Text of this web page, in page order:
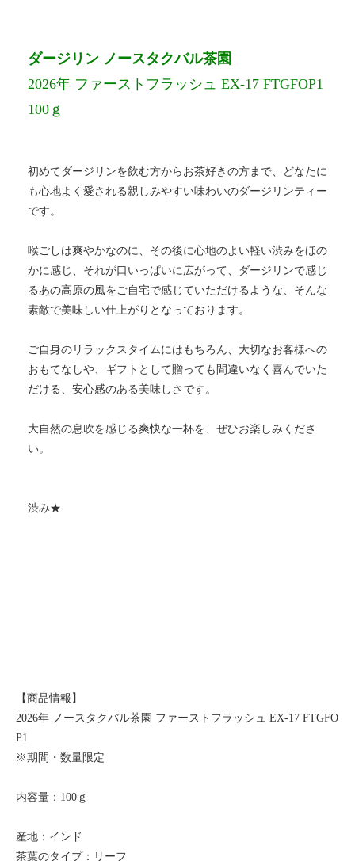
ダージリン ノースタクバル茶園
2026年 ファーストフラッシュ EX-17 FTGFOP1
100ｇ
初めてダージリンを飲む方からお茶好きの方まで、どなたに
も心地よく愛される親しみやすい味わいのダージリンティー
です。
喉ごしは爽やかなのに、その後に心地のよい軽い渋みをほの
かに感じ、それが口いっぱいに広がって、ダージリンで感じ
るあの高原の風をご自宅で感じていただけるような、そんな
素敵で美味しい仕上がりとなっております。
ご自身のリラックスタイムにはもちろん、大切なお客様への
おもてなしや、ギフトとして贈っても間違いなく喜んでいた
だける、安心感のある美味しさです。
大自然の息吹を感じる爽快な一杯を、ぜひお楽しみくださ
い。
渋み★
【商品情報】
2026年 ノースタクバル茶園 ファーストフラッシュ EX-17 FTGFO
P1
※期間・数量限定
内容量：100ｇ
産地：インド
茶葉のタイプ：リーフ